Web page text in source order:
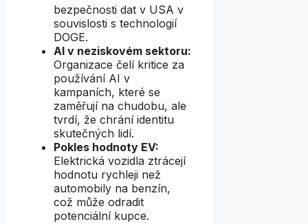
bezpečnosti dat v USA v
souvislosti s technologií
DOGE.
AI v neziskovém sektoru:
Organizace čelí kritice za
používání AI v
kampaních, které se
zaměřují na chudobu, ale
tvrdí, že chrání identitu
skutečných lidí.
Pokles hodnoty EV:
Elektrická vozidla ztrácejí
hodnotu rychleji než
automobily na benzín,
což může odradit
potenciální kupce.